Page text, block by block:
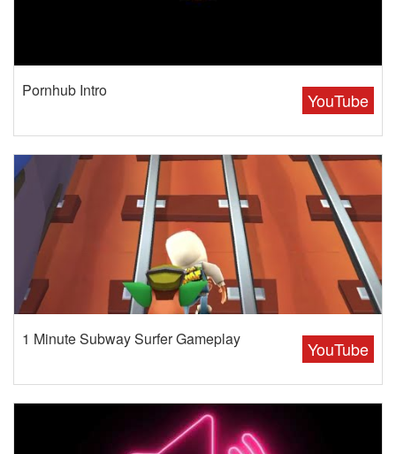
YouTube
Pornhub Intro
YouTube
1 Minute Subway Surfer Gameplay